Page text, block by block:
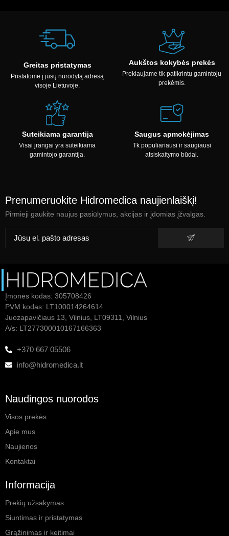
Greitas pristatymas
Pristatome į jūsų nurodytą adresą
visoje Lietuvoje.
Aukštos kokybės prekės
Prekiaujame tik patikrintų gamintojų
prekėmis.
Suteikiama garantija
Visai įrangai yra suteikiama
gamintojo garantija.
Saugus apmokėjimas
Tk populiariausi ir saugiausi
atsiskaitymo būdai.
Prenumeruokite Hidromedica naujienlaiškį!
Pirmieji gaukite naujus pasiūlymus, akcijas ir įdomias įžvalgas.
Įmonės kodas: 305708426
PVM kodas: LT100014264614
Juozapavičiaus 13, Vilnius, LT09311, Vilnius
A/s: LT277300010167166363
+370 667 05506
info@hidromedica.lt
Naudingos nuorodos
Visos prekės
Apie mus
Naujienos
Kontaktai
Informacija
Prekių užsakymas
Siuntimas ir pristatymas
Grąžinimas ir keitimai